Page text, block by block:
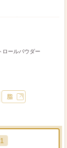
ロールパウダー
脂
1